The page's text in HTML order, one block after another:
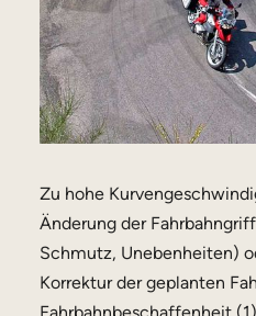
Zu hohe
Änderung der
Schmutz, Unebenheiten)
Korrektur der geplanten